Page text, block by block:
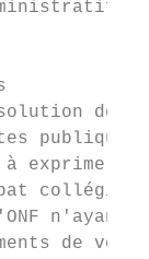
-
de
exprimer
collégial.
de